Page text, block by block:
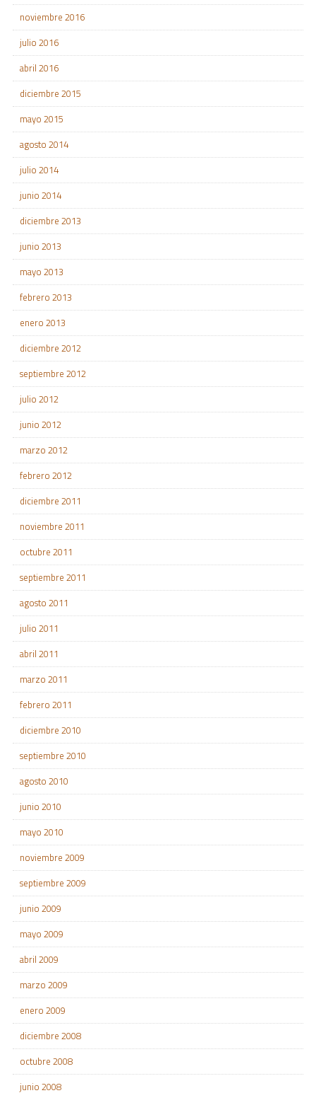
noviembre 2016
julio 2016
abril 2016
diciembre 2015
mayo 2015
agosto 2014
julio 2014
junio 2014
diciembre 2013
junio 2013
mayo 2013
febrero 2013
enero 2013
diciembre 2012
septiembre 2012
julio 2012
junio 2012
marzo 2012
febrero 2012
diciembre 2011
noviembre 2011
octubre 2011
septiembre 2011
agosto 2011
julio 2011
abril 2011
marzo 2011
febrero 2011
diciembre 2010
septiembre 2010
agosto 2010
junio 2010
mayo 2010
noviembre 2009
septiembre 2009
junio 2009
mayo 2009
abril 2009
marzo 2009
enero 2009
diciembre 2008
octubre 2008
junio 2008